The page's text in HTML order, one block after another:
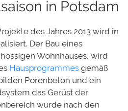
in Potsdam
des Jahres 2013 wird in
Der Bau eines
Wohnhauses, wird
Hausprogrammes gemäß
Porenbeton und ein
das Gerüst der
wurde nach den